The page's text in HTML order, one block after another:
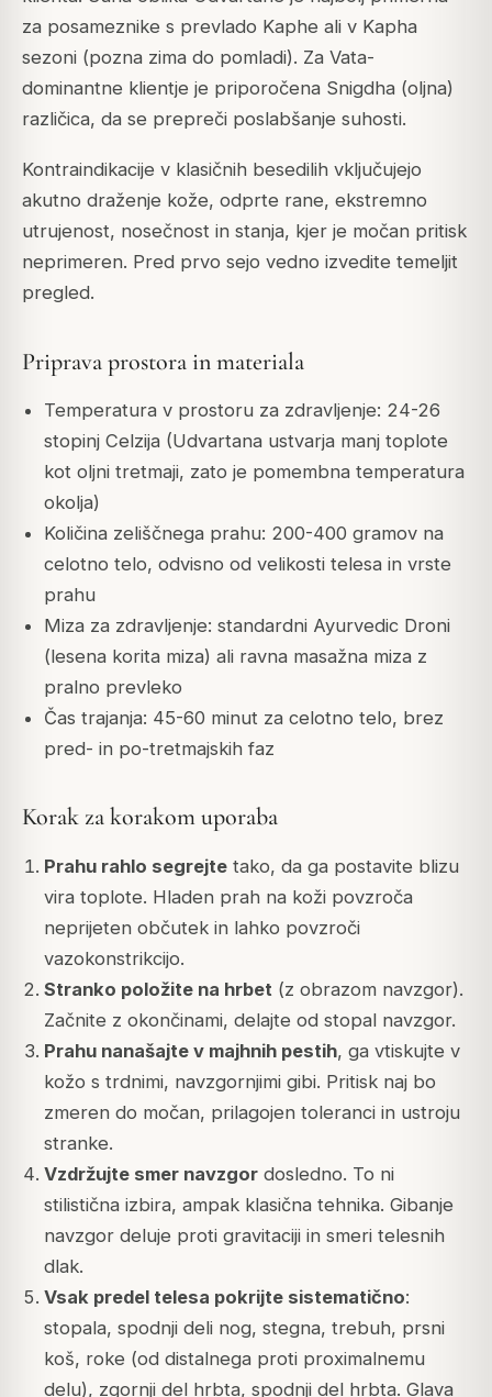
za posameznike s prevlado Kaphe ali v Kapha
sezoni (pozna zima do pomladi). Za Vata-
dominantne klientje je priporočena Snigdha (oljna)
različica, da se prepreči poslabšanje suhosti.
Kontraindikacije v klasičnih besedilih vključujejo
akutno draženje kože, odprte rane, ekstremno
utrujenost, nosečnost in stanja, kjer je močan pritisk
neprimeren. Pred prvo sejo vedno izvedite temeljit
pregled.
Priprava prostora in materiala
Temperatura v prostoru za zdravljenje: 24-26
stopinj Celzija (Udvartana ustvarja manj toplote
kot oljni tretmaji, zato je pomembna temperatura
okolja)
Količina zeliščnega prahu: 200-400 gramov na
celotno telo, odvisno od velikosti telesa in vrste
prahu
Miza za zdravljenje: standardni Ayurvedic Droni
(lesena korita miza) ali ravna masažna miza z
pralno prevleko
Čas trajanja: 45-60 minut za celotno telo, brez
pred- in po-tretmajskih faz
Korak za korakom uporaba
Prahu rahlo segrejtetako, da ga postavite blizu
vira toplote. Hladen prah na koži povzroča
neprijeten občutek in lahko povzroči
vazokonstrikcijo.
Stranko položite na hrbet (z obrazom navzgor).
Začnite z okončinami, delajte od stopal navzgor.
Prahu nanašajte v majhnih pestih, ga vtiskujte v
kožo s trdnimi, navzgornjimi gibi. Pritisk naj bo
zmeren do močan, prilagojen toleranci in ustroju
stranke.
Vzdržujte smer navzgordosledno. To ni
stilistična izbira, ampak klasična tehnika. Gibanje
navzgor deluje proti gravitaciji in smeri telesnih
dlak.
Vsak predel telesa pokrijte sistematično:
stopala, spodnji deli nog, stegna, trebuh, prsni
koš, roke (od distalnega proti proximalnemu
delu), zgornji del hrbta, spodnji del hrbta. Glava